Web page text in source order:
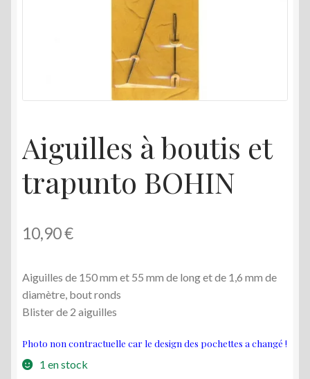
Aiguilles à boutis et
trapunto BOHIN
10,90€
Aiguilles de 150 mm et 55 mm de long et de 1,6 mm de
diamètre, bout ronds
Blister de 2 aiguilles
Photo non contractuelle car le design des pochettes a changé !
1 en stock